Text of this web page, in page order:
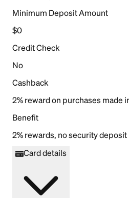
Minimum Deposit Amount
$0
Credit Check
No
Cashback
2% reward on purchases made
Benefit
2% rewards, no security deposit
Card details